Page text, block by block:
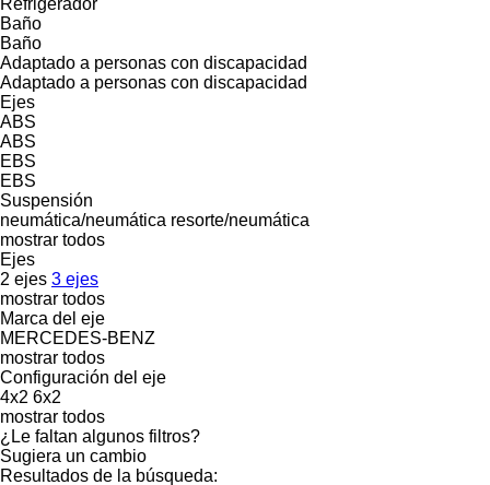
Baño
Baño
Adaptado a personas con discapacidad
Adaptado a personas con discapacidad
Ejes
ABS
ABS
EBS
EBS
Suspensión
neumática/neumática resorte/neumática
mostrar todos
Ejes
2 ejes 3 ejes
mostrar todos
Marca del eje
MERCEDES-BENZ
mostrar todos
Configuración del eje
4x2 6x2
mostrar todos
¿Le faltan algunos filtros?
Sugiera un cambio
Resultados de la búsqueda: